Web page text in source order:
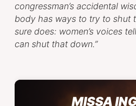
congressman’s accidental
body has ways to try to shut
sure does: women’s voices
can shut that down.”
MISSA